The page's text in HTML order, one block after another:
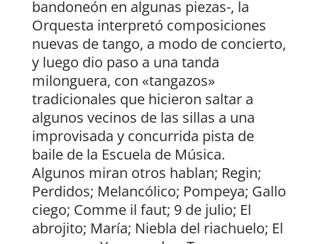
bandoneón en algunas piezas-, la
Orquesta interpretó composiciones
nuevas de tango, a modo de concierto,
y luego dio paso a una tanda
milonguera, con «tangazos»
tradicionales que hicieron saltar a
algunos vecinos de las sillas a una
improvisada y concurrida pista de
baile de la Escuela de Música.
Algunos miran otros hablan; Regin;
Perdidos; Melancólico; Pompeya; Gallo
ciego; Comme il faut; 9 de julio; El
abrojito; María; Niebla del riachuelo; El